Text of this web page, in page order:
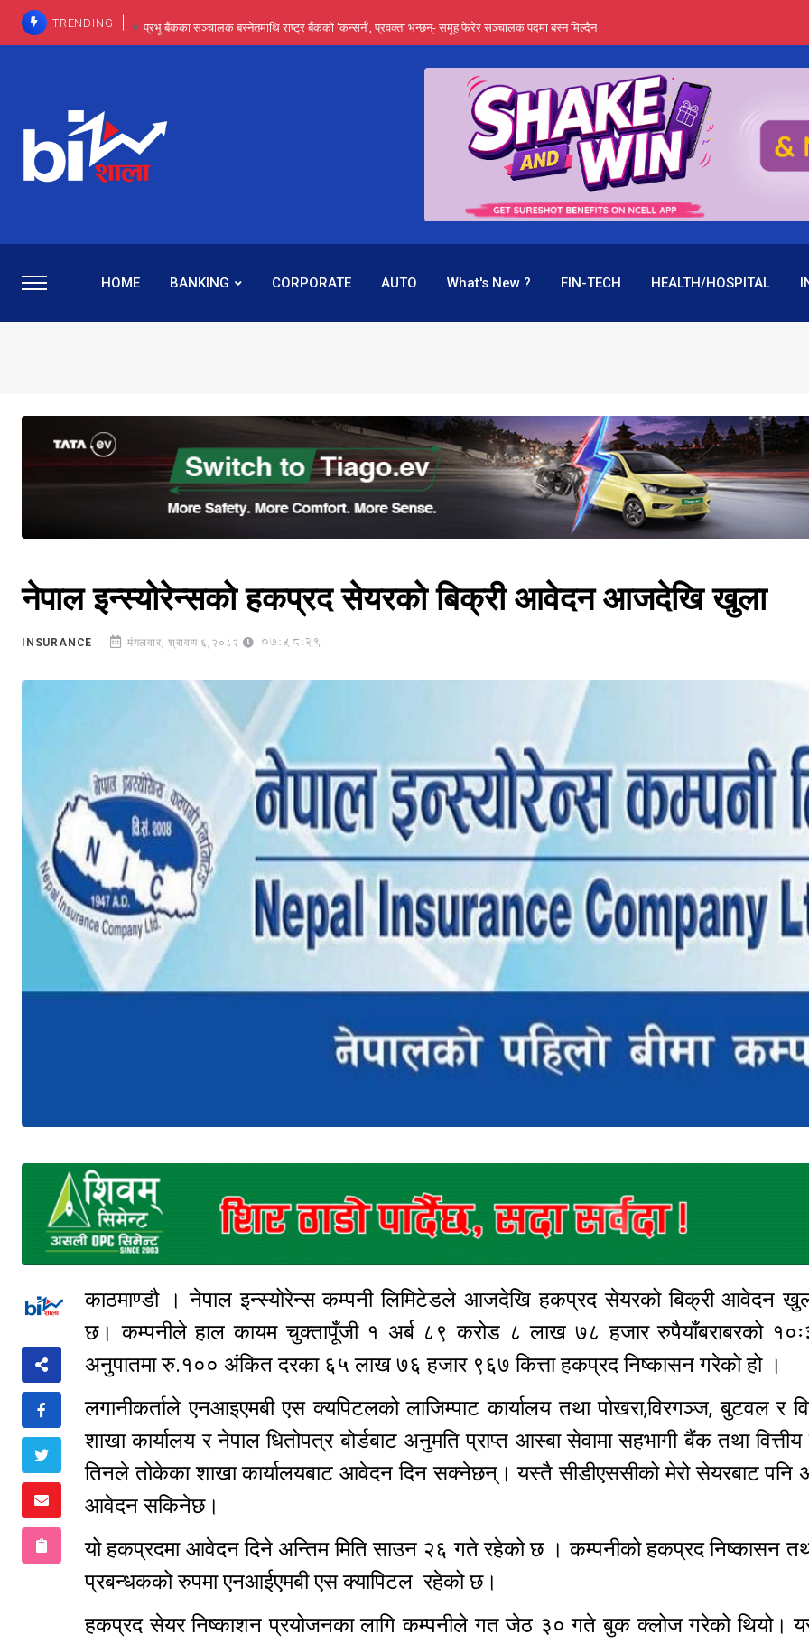
TRENDING प्रभू बैंकका सञ्चालक बस्नेतमाथि राष्ट्र बैंकको ‘कन्सर्न’, प्रवक्ता भन्छन्- समूह फेरेर सञ्चालक पदमा बस्न मिल्दैन
प्रभू बैंकमा सेञ्चुरीबाट आएका कर्मचारीमाथि हदैसम्मको विभेदः एउटै पदमा दुई थरि तलब, वर्षमै ९२ हजार घाटा !
कमाइमा गरिमाको दमदार छलाङ, सेयरधनीलाई २० प्रतिशत लाभांश दिने क्षमता
प्रभु बैंकमा रमिता : सर्वसाधारणबाट छिरेका बस्नेत संस्थापक बनेर निरन्तर, राष्ट्र बैंक किन मौन ?
HOME BANKING CORPORATE AUTO What's New ? FIN-TECH HEALTH/HOSPITAL
नेपाल इन्स्योरेन्सको हकप्रद सेयरको बिक्री आवेदन आजदेखि खुला
INSURANCE मंगलवार, श्रावण ६,२०८२ 07:58:29
काठमाण्डौ । नेपाल इन्स्योरेन्स कम्पनी लिमिटेडले आजदेखि हकप्रद सेयरको बिक्री आवेदन
छ। कम्पनीले हाल कायम चुक्तापूँजी १ अर्ब ८९ करोड ८ लाख ७८ हजार रुपैयाँबराबरको
अनुपातमा रु.१०० अंकित दरका ६५ लाख ७६ हजार ९६७ कित्ता हकप्रद निष्कासन गरेको हो ।
लगानीकर्ताले एनआइएमबी एस क्यपिटलको लाजिम्पाट कार्यालय तथा पोखरा,विरगञ्ज, बुटवल र
शाखा कार्यालय र नेपाल धितोपत्र बोर्डबाट अनुमति प्राप्त आस्बा सेवामा सहभागी बैंक तथा
तिनले तोकेका शाखा कार्यालयबाट आवेदन दिन सक्नेछन्। यस्तै सीडीएससीको मेरो सेयरबाट पनि
आवेदन सकिनेछ।
यो हकप्रदमा आवेदन दिने अन्तिम मिति साउन २६ गते रहेको छ । कम्पनीको हकप्रद निष्कासन
प्रबन्धकको रुपमा एनआईएमबी एस क्यापिटल रहेको छ।
हकप्रद सेयर निष्काशन प्रयोजनका लागि कम्पनीले गत जेठ ३० गते बुक क्लोज गरेको थियो।